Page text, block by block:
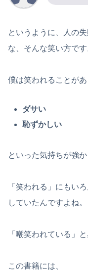
というように、人の
な、そんな笑い方です
僕は笑われることが
ダサい
恥ずかしい
といった気持ちが強か
「笑われる」にもい
していたんですよね。
「嘲笑われている」
この書籍には、